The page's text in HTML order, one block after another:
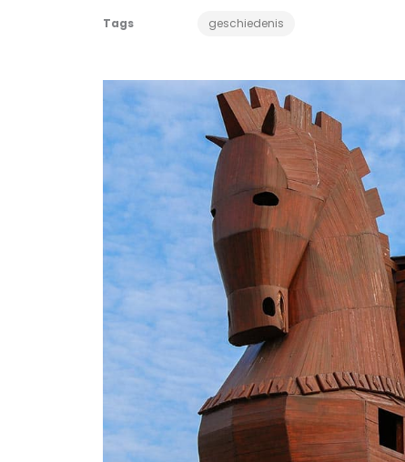
Tags geschiedenis